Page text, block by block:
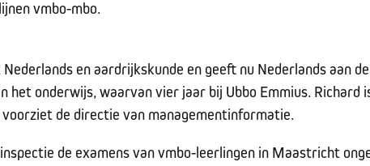
vmbo-mbo.
en aardrijkskunde en geeft nu Nederlands aan
het onderwijs, waarvan vier jaar bij Ubbo Emmius. Richard
de directie van managementinformatie.
de examens van vmbo-leerlingen in Maastricht